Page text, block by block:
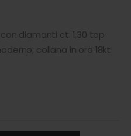
diamanti ct. 1,30 top
collana in oro 18kt